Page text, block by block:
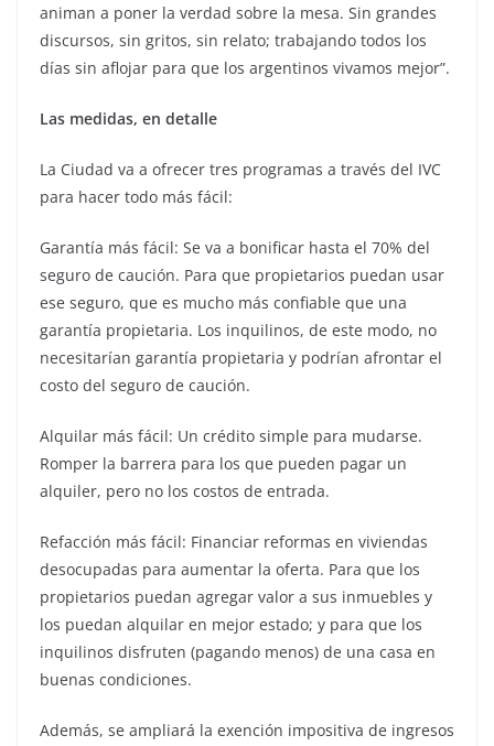
animan a poner la verdad sobre la mesa. Sin grandes
discursos, sin gritos, sin relato; trabajando todos los
días sin aflojar para que los argentinos vivamos mejor”.
Las medidas, en detalle
La Ciudad va a ofrecer tres programas a través del IVC
para hacer todo más fácil:
Garantía más fácil: Se va a bonificar hasta el 70% del
seguro de caución. Para que propietarios puedan usar
ese seguro, que es mucho más confiable que una
garantía propietaria. Los inquilinos, de este modo, no
necesitarían garantía propietaria y podrían afrontar el
costo del seguro de caución.
Alquilar más fácil: Un crédito simple para mudarse.
Romper la barrera para los que pueden pagar un
alquiler, pero no los costos de entrada.
Refacción más fácil: Financiar reformas en viviendas
desocupadas para aumentar la oferta. Para que los
propietarios puedan agregar valor a sus inmuebles y
los puedan alquilar en mejor estado; y para que los
inquilinos disfruten (pagando menos) de una casa en
buenas condiciones.
Además, se ampliará la exención impositiva de ingresos